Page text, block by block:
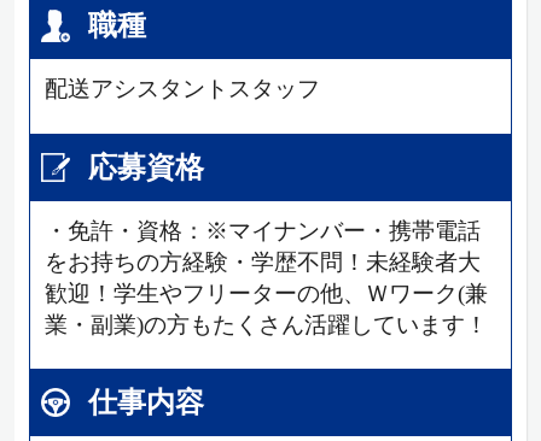
職種
配送アシスタントスタッフ
応募資格
・免許・資格：※マイナンバー・携帯電話
をお持ちの方経験・学歴不問！未経験者大
歓迎！学生やフリーターの他、Ｗワーク(兼
業・副業)の方もたくさん活躍しています！
仕事内容